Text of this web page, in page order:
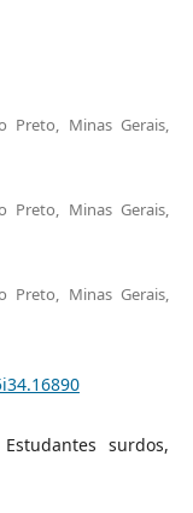
Preto, Minas Gerais,
Preto, Minas Gerais,
Preto, Minas Gerais,
surdos,